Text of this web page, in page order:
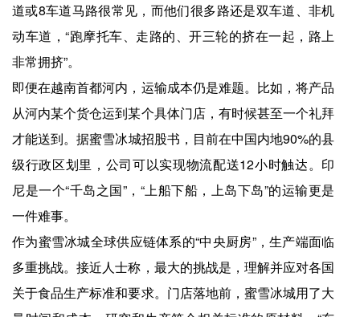
道或8车道马路很常见，而他们很多路还是双车道、非机
动车道，“跑摩托车、走路的、开三轮的挤在一起，路上
非常拥挤”。
即便在越南首都河内，运输成本仍是难题。比如，将产品
从河内某个货仓运到某个具体门店，有时候甚至一个礼拜
才能送到。据蜜雪冰城招股书，目前在中国内地90%的县
级行政区划里，公司可以实现物流配送12小时触达。印
尼是一个“千岛之国”，“上船下船，上岛下岛”的运输更是
一件难事。
作为蜜雪冰城全球供应链体系的“中央厨房”，生产端面临
多重挑战。接近人士称，最大的挑战是，理解并应对各国
关于食品生产标准和要求。门店落地前，蜜雪冰城用了大